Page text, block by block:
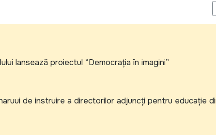
lansează proiectul “Democrația în imagini”
de instruire a directorilor adjuncţi pentru educaţie